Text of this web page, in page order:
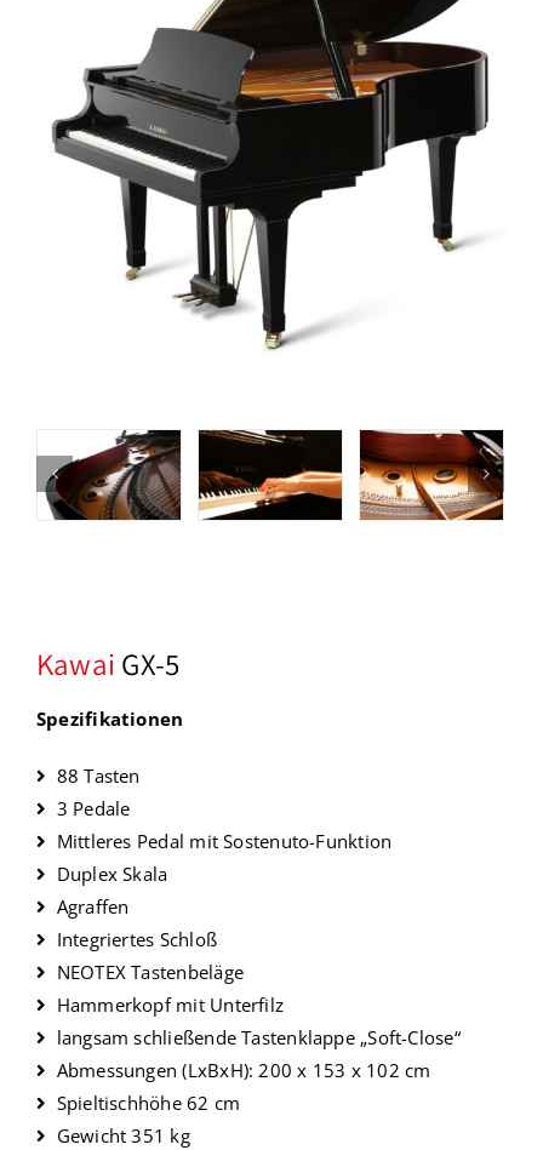
Kawai GX-5
Spezifikationen
88 Tasten
3 Pedale
Mittleres Pedal mit Sostenuto-Funktion
Duplex Skala
Agraffen
Integriertes Schloß
NEOTEX Tastenbeläge
Hammerkopf mit Unterfilz
langsam schließende Tastenklappe „Soft-Close“
Abmessungen (LxBxH): 200 x 153 x 102 cm
Spieltischhöhe 62 cm
Gewicht 351 kg